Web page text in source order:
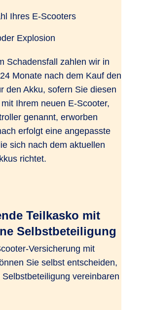
Ihres E-Scooters
Explosion
Schadensfall zahlen wir in
Monate nach dem Kauf den
den Akku, sofern Sie diesen
Ihrem neuen E-Scooter,
genannt, erworben
erfolgt eine angepasste
sich nach dem aktuellen
richtet.
Teilkasko mit
Selbstbeteiligung
Versicherung mit
Sie selbst entscheiden,
vereinbaren